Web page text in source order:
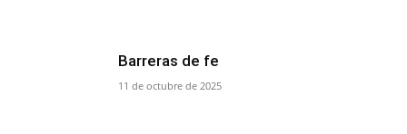
Barreras de fe
11 de octubre de 2025